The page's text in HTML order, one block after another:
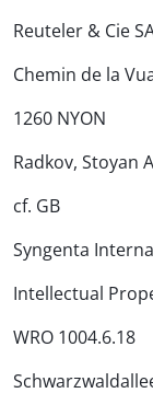
Reuteler & Cie
Chemin de la
1260 NYON
Radkov, Stoyan
cf. GB
Syngenta
Intellectual
WRO 1004.6.18